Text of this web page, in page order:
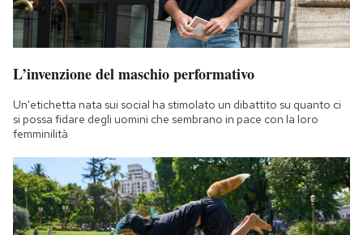
L’invenzione del maschio performativo
Un'etichetta nata sui social ha stimolato un dibattito su quanto ci
si possa fidare degli uomini che sembrano in pace con la loro
femminilità